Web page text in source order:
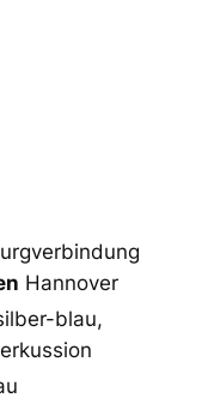
Hannover
blau,